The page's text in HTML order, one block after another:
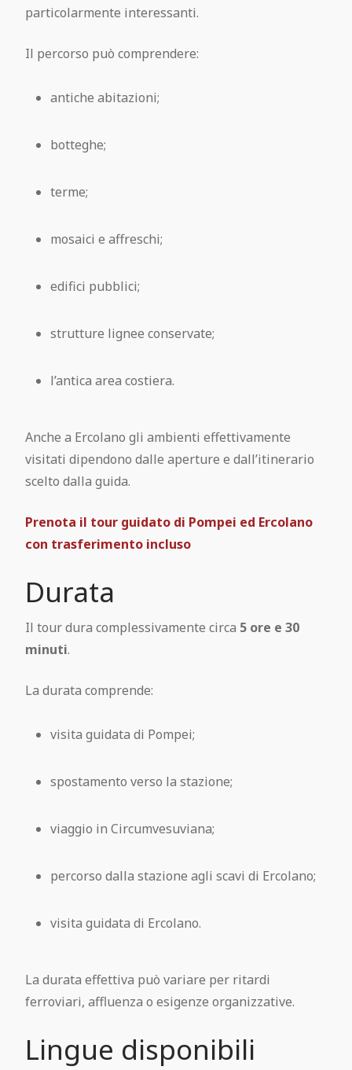
particolarmente interessanti.
Il percorso può comprendere:
antiche abitazioni;
botteghe;
terme;
mosaici e affreschi;
edifici pubblici;
strutture lignee conservate;
l’antica area costiera.
Anche a Ercolano gli ambienti effettivamente
visitati dipendono dalle aperture e dall’itinerario
scelto dalla guida.
Prenota il tour guidato di Pompei ed Ercolano
con trasferimento incluso
Durata
Il tour dura complessivamente circa 5 ore e 30
minuti.
La durata comprende:
visita guidata di Pompei;
spostamento verso la stazione;
viaggio in Circumvesuviana;
percorso dalla stazione agli scavi di Ercolano;
visita guidata di Ercolano.
La durata effettiva può variare per ritardi
ferroviari, affluenza o esigenze organizzative.
Lingue disponibili